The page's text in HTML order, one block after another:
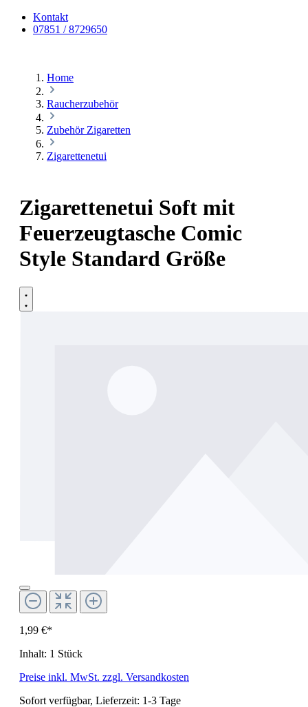
Kontakt
07851 / 8729650
Home
Raucherzubehör
Zubehör Zigaretten
Zigarettenetui
Zigarettenetui Soft mit
Feuerzeugtasche Comic
Style Standard Größe
1,99 €*
Inhalt: 1 Stück
Preise inkl. MwSt. zzgl. Versandkosten
Sofort verfügbar, Lieferzeit: 1-3 Tage